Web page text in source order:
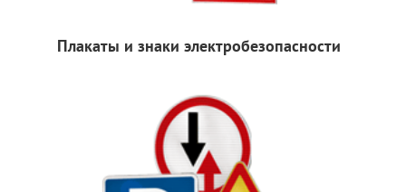
Плакаты и знаки электробезопасности